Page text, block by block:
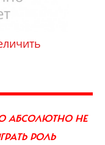
АБСОЛЮТНО НЕ
РОЛЬ